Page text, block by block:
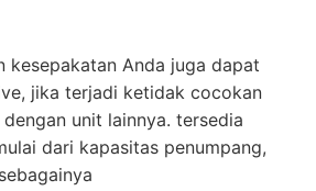
kesepakatan Anda juga dapat
jika terjadi ketidak cocokan
unit lainnya. tersedia
dari kapasitas penumpang,